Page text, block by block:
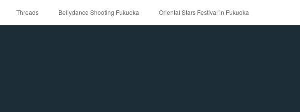
Threads Bellydance Shooting Fukuoka Oriental Stars Festival in Fukuoka